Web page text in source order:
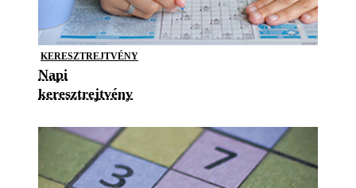
KERESZTREJTVÉNY
Napi
keresztrejtvény